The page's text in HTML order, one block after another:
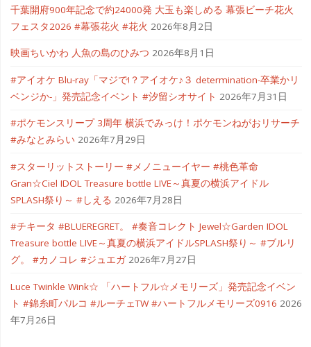
千葉開府900年記念で約24000発 大玉も楽しめる 幕張ビーチ花火
フェスタ2026 #幕張花火 #花火 2026年8月2日
映画ちいかわ 人魚の島のひみつ 2026年8月1日
#アイオケ Blu-ray「マジで!？アイオケ♪３ determination-卒業かリ
ベンジか-」発売記念イベント #汐留シオサイト 2026年7月31日
#ポケモンスリープ 3周年 横浜でみっけ！ポケモンねがおリサーチ
#みなとみらい 2026年7月29日
#スターリットストーリー #メノニューイヤー #桃色革命
Gran☆Ciel IDOL Treasure bottle LIVE～真夏の横浜アイドル
SPLASH祭り～ #しえる 2026年7月28日
#チキータ #BLUEREGRET。 #奏音コレクト Jewel☆Garden IDOL
Treasure bottle LIVE～真夏の横浜アイドルSPLASH祭り～ #ブルリ
グ。 #カノコレ #ジュエガ 2026年7月27日
Luce Twinkle Wink☆ 「ハートフル☆メモリーズ」発売記念イベン
ト #錦糸町パルコ #ルーチェTW #ハートフルメモリーズ0916 2026
年7月26日